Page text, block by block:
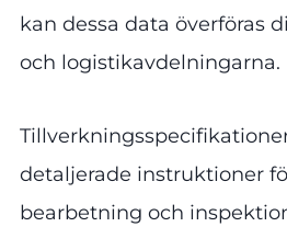
kan dessa data överföras
och logistikavdelningarna.
detaljerade instruktioner
bearbetning och